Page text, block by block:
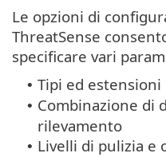
Le opzioni di
ThreatSense
specificare vari
• Tipi ed
• Combinazione di
rilevamento
• Livelli di pulizia e